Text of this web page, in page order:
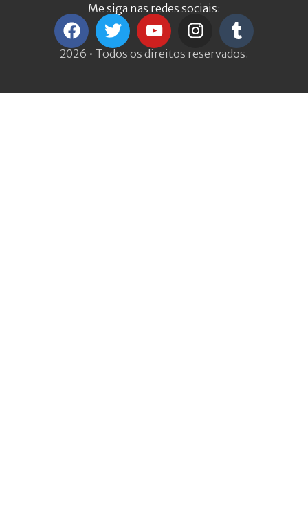
Me siga nas redes sociais:
2026 • Todos os direitos reservados.